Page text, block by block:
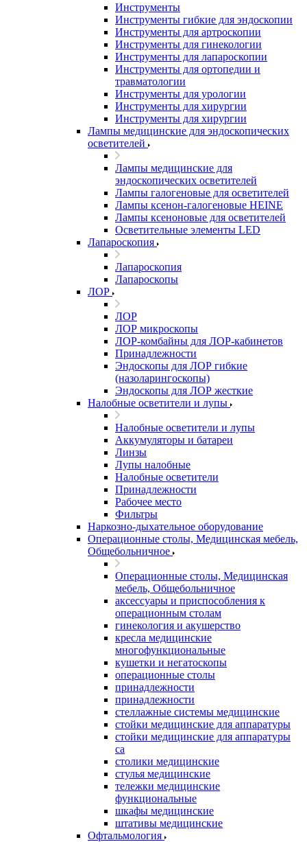
Инструменты
Инструменты гибкие для эндоскопии
Инструменты для артроскопии
Инструменты для гинекологии
Инструменты для лапароскопии
Инструменты для ортопедии и
травматологии
Инструменты для урологии
Инструменты для хирургии
Инструменты для хирургии
Лампы медицинские для эндоскопических
осветителей
Лампы медицинские для
эндоскопических осветителей
Лампы галогеновые для осветителей
Лампы ксенон-галогеновые HEINE
Лампы ксеноновые для осветителей
Осветительные элементы LED
Лапароскопия
Лапароскопия
Лапароскопы
ЛОР
ЛОР
ЛОР микроскопы
ЛОР-комбайны для ЛОР-кабинетов
Принадлежности
Эндоскопы для ЛОР гибкие
(назоларингоскопы)
Эндоскопы для ЛОР жесткие
Налобные осветители и лупы
Налобные осветители и лупы
Аккумуляторы и батареи
Линзы
Лупы налобные
Налобные осветители
Принадлежности
Рабочее место
Фильтры
Наркозно-дыхательное оборудование
Операционные столы, Медицинская мебель,
Общебольничное
Операционные столы, Медицинская
мебель, Общебольничное
аксессуары и приспособления к
операционным столам
гинекология и акушерство
кресла медицинские
многофункциональные
кушетки и негатоскопы
операционные столы
принадлежности
принадлежности
стеллажные системы медицинские
стойки медицинские для аппаратуры
стойки медицинские для аппаратуры
са
столики медицинские
стулья медицинские
тележки медицинские
функциональные
шкафы медицинские
штативы медицинские
Офтальмология